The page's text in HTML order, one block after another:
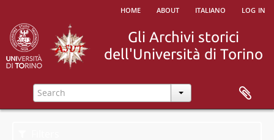
home about italiano log in